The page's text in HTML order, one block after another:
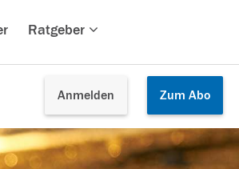
Ratgeber
Anmelden Zum Abo